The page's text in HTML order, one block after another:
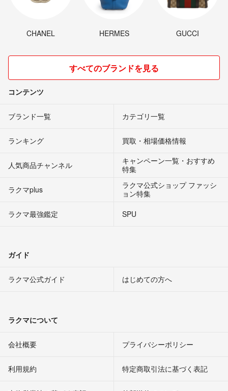
CHANEL HERMES GUCCI
すべてのブランドを見る
コンテンツ
ブランド一覧 カテゴリ一覧
ランキング 買取・相場価格情報
人気商品チャンネル
キャンペーン一覧・おすすめ
特集
ラクマplus
ラクマ公式ショップ ファッシ
ョン特集
ラクマ最強鑑定
SPU
ガイド
ラクマ公式ガイド はじめての方へ
ラクマについて
会社概要 プライバシーポリシー
利用規約 特定商取引法に基づく表記